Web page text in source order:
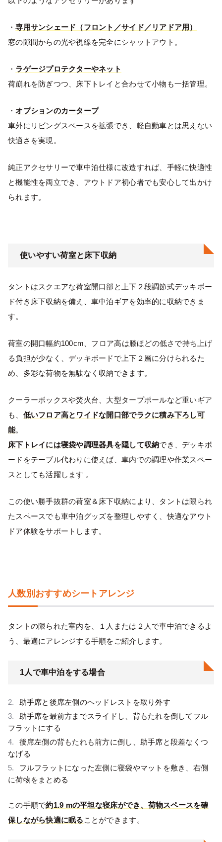
・専用サンシェード（フロント／サイド／リアドア用）
窓の隙間からの光や視線を完全にシャットアウト。
・ ラゲージプロテクターやネット
荷崩れを防ぎつつ、床下トレイと合わせて小物も一括管理。
・オプションのカータープ
車外にリビングスペースを拡張でき、軽自動車とは思えない
快適さを実現。
純正アクセサリーで車中泊仕様に改造すれば、手軽に快適性
と機能性を両立でき、アウトドア初心者でも安心して出かけ
られます。
使いやすい荷室と床下収納
タントはスクエアな荷室開口部と上下２段調節式デッキボー
ド付き床下収納を備え、車中泊ギアを効率的に収納できま
す。
荷室の開口幅約100cm、フロア高は膝ほどの低さで持ち上げ
る負担が少なく、デッキボードで上下２層に分けられるた
め、多彩な荷物を無駄なく収納できます。
クーラーボックスや焚火台、大型タープポールなど重いギア
も、 低いフロア高とワイドな開口部でラクに積み下ろし可
能。
床下トレイには寝袋や調理器具を隠して収納でき、デッキボ
ードをテーブル代わりに使えば、車内での調理や作業スペー
スとしても活躍します 。
この使い勝手抜群の荷室＆床下収納により、タントは限られ
たスペースでも車中泊グッズを整理しやすく、快適なアウト
ドア体験をサポートします。
人数別おすすめシートアレンジ
タントの限られた室内を、１人または２人で車中泊できるよ
う、最適にアレンジする手順をご紹介します。
1人で車中泊をする場合
助手席と後席左側のヘッドレストを取り外す
助手席を最前方までスライドし、背もたれを倒してフル
フラットにする
後席左側の背もたれも前方に倒し、助手席と段差なくつ
なげる
フルフラットになった左側に寝袋やマットを敷き、右側
に荷物をまとめる
この手順で約1.9 mの平坦な寝床ができ、荷物スペースを確
保しながら快適に眠る ことができます。